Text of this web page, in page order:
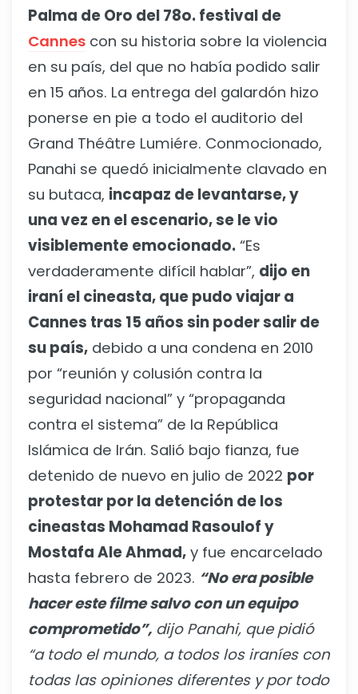
Palma de Oro del 78o. festival de
Cannes con su historia sobre la violencia
en su país, del que no había podido salir
en 15 años. La entrega del galardón hizo
ponerse en pie a todo el auditorio del
Grand Théâtre Lumiére. Conmocionado,
Panahi se quedó inicialmente clavado en
su butaca, incapaz de levantarse, y
una vez en el escenario, se le vio
visiblemente emocionado. “Es
verdaderamente difícil hablar”, dijo en
iraní el cineasta, que pudo viajar a
Cannes tras 15 años sin poder salir de
su país, debido a una condena en 2010
por “reunión y colusión contra la
seguridad nacional” y “propaganda
contra el sistema” de la República
Islámica de Irán. Salió bajo fianza, fue
detenido de nuevo en julio de 2022 por
protestar por la detención de los
cineastas Mohamad Rasoulof y
Mostafa Ale Ahmad, y fue encarcelado
hasta febrero de 2023. “No era posible
hacer este filme salvo con un equipo
comprometido”, dijo Panahi, que pidió
“a todo el mundo, a todos los iraníes con
todas las opiniones diferentes y por todo